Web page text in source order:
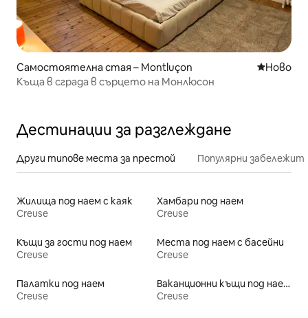
Самостоятелна стая – Montluçon Ново
Ново
Къща в сграда в сърцето на Монлюсон
Дестинации за разглеждане
Други типове места за престой Популярни
Жилища под наем с каяк
Creuse
Хамбари под наем
Creuse
Къщи за гости под наем
Creuse
Места под наем с басейни
Creuse
Палатки под наем
Creuse
Ваканционни къщи под наем
Creuse